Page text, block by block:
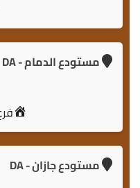
مستودع الدمام - DA
فرع
مستودع جازان - DA